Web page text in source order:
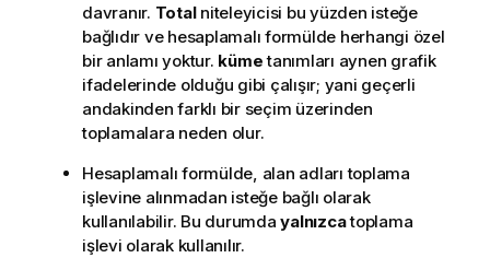
davranır. Totalniteleyicisi bu yüzden isteğe
bağlıdır ve hesaplamalı formülde herhangi özel
bir anlamı yoktur. kümetanımları aynen grafik
ifadelerinde olduğu gibi çalışır; yani geçerli
andakinden farklı bir seçim üzerinden
toplamalara neden olur.
Hesaplamalı formülde, alan adları toplama
işlevine alınmadan isteğe bağlı olarak
kullanılabilir. Bu durumdayalnızcatoplama
işlevi olarak kullanılır.